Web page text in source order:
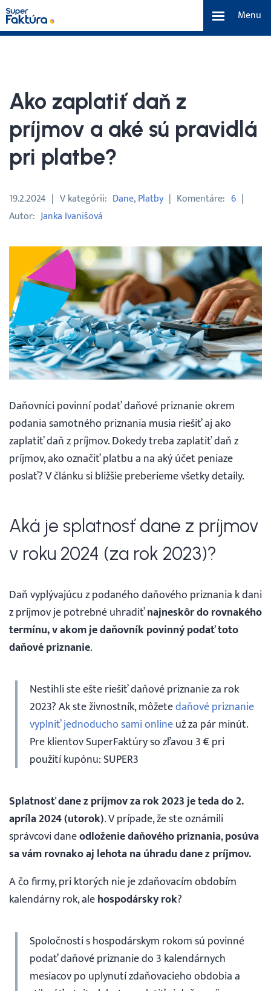
Menu
Benefity
Cenník
O nás
Kontakt a média
Webináre
Blog
Vyhľadávanie
Slovenčina
Slovenčina
English
30 DNÍ ZADARMO
Prihlásenie
Ako zaplatiť daň z
príjmov a aké sú pravidlá
pri platbe?
19.2.2024 V kategórii Dane Platby Komentáre 6
Autor Janka Ivanišová
Daňovníci povinní podať daňové priznanie okrem
podania samotného priznania musia riešiť aj ako
zaplatiť daň z príjmov. Dokedy treba zaplatiť daň z
príjmov, ako označiť platbu a na aký účet peniaze
poslať? V článku si bližšie preberieme všetky detaily.
Aká je splatnosť dane z príjmov
v roku 2024 (za rok 2023)?
Daň vyplývajúcu z podaného daňového priznania k dani
z príjmov je potrebné uhradiťnajneskôr do rovnakého
termínu, v akom je daňovník povinný podať toto
daňové priznanie.
Nestihli ste ešte riešiť daňové priznanie za rok
2023? Ak ste živnostník, môžetedaňové priznanie
vyplniť jednoducho sami onlineuž za pár minút.
Pre klientov SuperFaktúry so zľavou 3 € pri
použití kupónu: SUPER3
Splatnosť dane z príjmov za rok 2023 je teda do 2.
apríla 2024 (utorok). V prípade, že ste oznámili
správcovi daneodloženie daňového priznania,posúva
sa vám rovnako aj lehota na úhradudane z príjmov.
A čo firmy, pri ktorých nie je zdaňovacím obdobím
kalendárny rok, alehospodársky rok?
Spoločnosti s hospodárskym rokom sú povinné
podať daňové priznanie do 3 kalendárnych
mesiacov po uplynutí zdaňovacieho obdobia a